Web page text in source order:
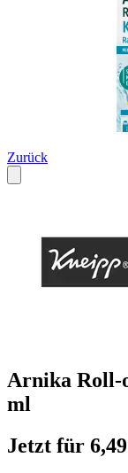
Zurück
Arnika Roll-
ml
Jetzt für